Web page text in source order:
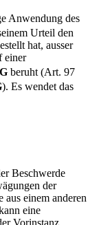
Anwendung des
Urteil den
hat, ausser
einer
beruht (Art. 97
). Es wendet das
Beschwerde
der
aus einem anderen
eine
Vorinstanz